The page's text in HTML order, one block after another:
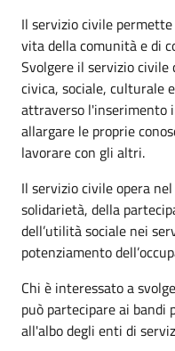
Il servizio civile
vita della comunità e di
Svolgere il servizio
civica, sociale, culturale
attraverso l'inserimento
allargare le proprie
lavorare con gli altri.
Il servizio civile opera
solidarietà, della
dell’utilità sociale nei
potenziamento
Chi è interessato a
può partecipare ai
all'albo degli enti di